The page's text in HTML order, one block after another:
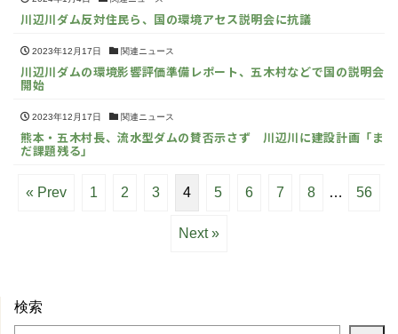
川辺川ダム反対住民ら、国の環境アセス説明会に抗議
2023年12月17日 関連ニュース
川辺川ダムの環境影響評価準備レポート、五木村などで国の説明会
開始
2023年12月17日 関連ニュース
熊本・五木村長、流水型ダムの賛否示さず 川辺川に建設計画「ま
だ課題残る」
« Prev 1 2 3 4 5 6 7 8 … 56
Next »
検索